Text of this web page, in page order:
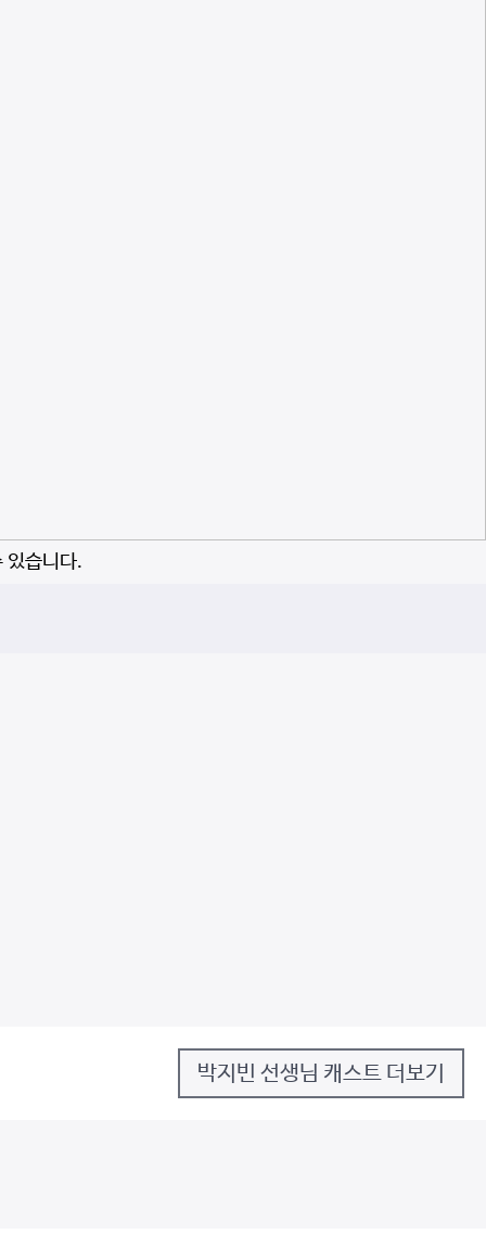
있습니다.
박지빈 선생님 캐스트 더보기